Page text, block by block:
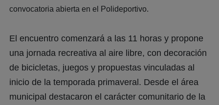
convocatoria abierta en el Polideportivo.
El encuentro comenzará a las 11 horas y propone
una jornada recreativa al aire libre, con decoración
de bicicletas, juegos y propuestas vinculadas al
inicio de la temporada primaveral. Desde el área
municipal destacaron el carácter comunitario de la